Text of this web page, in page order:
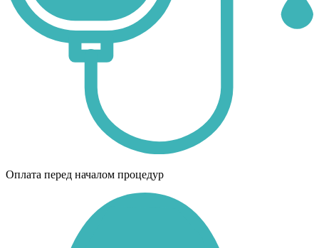
Оплата перед началом процедур